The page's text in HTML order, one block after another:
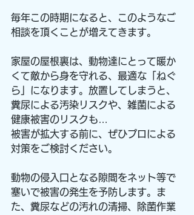
毎年この時期になると、このようなご
相談を頂くことが増えてきます。
家屋の屋根裏は、動物達にとって暖か
くて敵から身を守れる、最適な「ねぐ
ら」になります。放置してしまうと、
糞尿による汚染リスクや、雑菌による
健康被害のリスクも…
被害が拡大する前に、ぜひプロによる
対策をご検討ください。
動物の侵入口となる隙間をネット等で
塞いで被害の発生を予防します。ま
た、糞尿などの汚れの清掃、除菌作業